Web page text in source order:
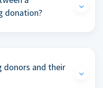
donation?
donors and their